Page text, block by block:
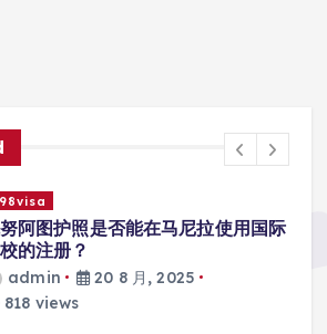
阿图护照是否能在马尼拉使用国际
的注册？
admin
20 8 月, 2025
818 views